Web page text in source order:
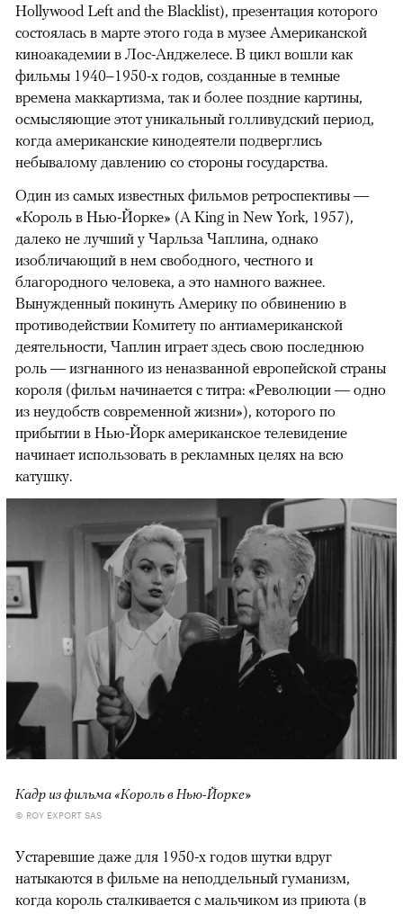
Hollywood Left and the Blacklist), презентация которого
состоялась в марте этого года в музее Американской
киноакадемии в Лос-Анджелесе. В цикл вошли как
фильмы 1940–1950-х годов, созданные в темные
времена маккартизма, так и более поздние картины,
осмысляющие этот уникальный голливудский период,
когда американские кинодеятели подверглись
небывалому давлению со стороны государства.
Один из самых известных фильмов ретроспективы —
«Король в Нью-Йорке» (A King in New York, 1957),
далеко не лучший у Чарльза Чаплина, однако
изобличающий в нем свободного, честного и
благородного человека, а это намного важнее.
Вынужденный покинуть Америку по обвинению в
противодействии Комитету по антиамериканской
деятельности, Чаплин играет здесь свою последнюю
роль — изгнанного из неназванной европейской страны
короля (фильм начинается с титра: «Революции — одно
из неудобств современной жизни»), которого по
прибытии в Нью-Йорк американское телевидение
начинает использовать в рекламных целях на всю
катушку.
Кадр из фильма «Король в Нью-Йорке»
© ROY EXPORT SAS
Устаревшие даже для 1950-х годов шутки вдруг
натыкаются в фильме на неподдельный гуманизм,
когда король сталкивается с мальчиком из приюта (в